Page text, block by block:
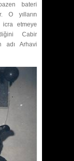
bateri
O yılların
icra etmeye
Cabir
adı Arhavi